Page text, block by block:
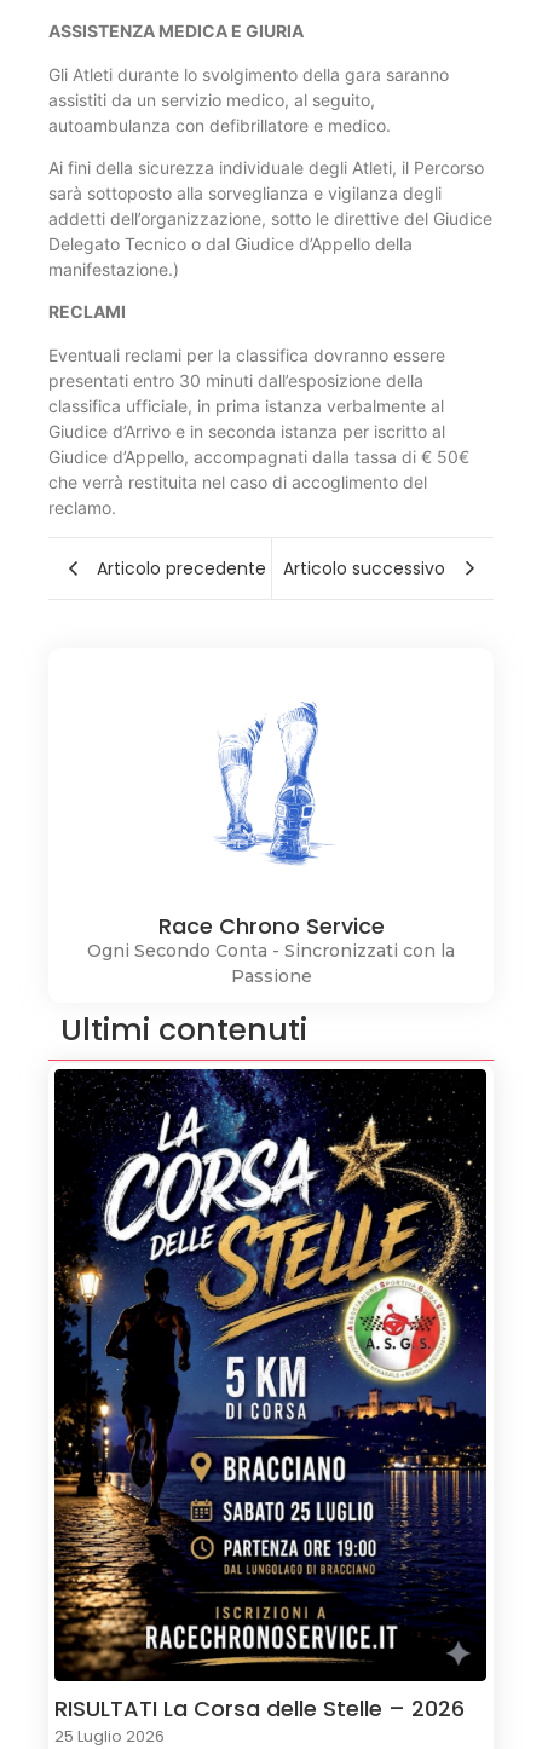
ASSISTENZA MEDICA E GIURIA
Gli Atleti durante lo svolgimento della gara saranno
assistiti da un servizio medico, al seguito,
autoambulanza con defibrillatore e medico.
Ai fini della sicurezza individuale degli Atleti, il Percorso
sarà sottoposto alla sorveglianza e vigilanza degli
addetti dell’organizzazione, sotto le direttive del Giudice
Delegato Tecnico o dal Giudice d’Appello della
manifestazione.)
RECLAMI
Eventuali reclami per la classifica dovranno essere
presentati entro 30 minuti dall’esposizione della
classifica ufficiale, in prima istanza verbalmente al
Giudice d’Arrivo e in seconda istanza per iscritto al
Giudice d’Appello, accompagnati dalla tassa di € 50€
che verrà restituita nel caso di accoglimento del
reclamo.
Articolo precedente Articolo successivo
Race Chrono Service
Ogni Secondo Conta - Sincronizzati con la
Passione
Ultimi contenuti
RISULTATI La Corsa delle Stelle – 2026
25 Luglio 2026